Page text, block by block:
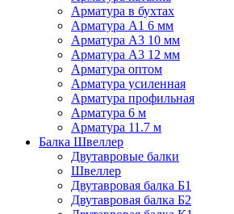
Арматура в бухтах
Арматура А1 6 мм
Арматура А3 10 мм
Арматура А3 12 мм
Арматура оптом
Арматура усиленная
Арматура профильная
Арматура 6 м
Арматура 11.7 м
Балка Швеллер
Двутавровые балки
Швеллер
Двутавровая балка Б1
Двутавровая балка Б2